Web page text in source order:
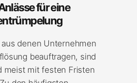
für eine
denen Unternehmen
beauftragen, sind
meist mit festen Fristen